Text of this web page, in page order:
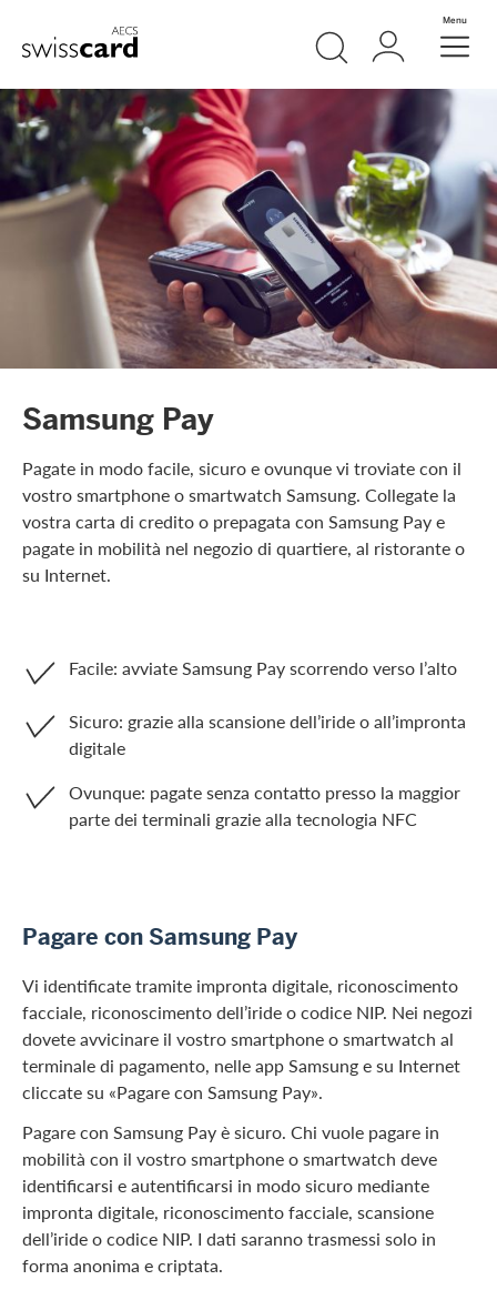
Header
Logo Meta Navigation
RicercaLogin Menu
Samsung Pay
Pagate in modo facile, sicuro e ovunque vi troviate con il
vostro smartphone o smartwatch Samsung. Collegate la
vostra carta di credito o prepagata con Samsung Pay e
pagate in mobilità nel negozio di quartiere, al ristorante o
su Internet.
Facile: avviate Samsung Pay scorrendo verso l’alto
Sicuro: grazie alla scansione dell’iride o all’impronta
digitale
Ovunque: pagate senza contatto presso la maggior
parte dei terminali grazie alla tecnologia NFC
Pagare con Samsung Pay
Vi identificate tramite impronta digitale, riconoscimento
facciale, riconoscimento dell’iride o codice NIP. Nei negozi
dovete avvicinare il vostro smartphone o smartwatch al
terminale di pagamento, nelle app Samsung e su Internet
cliccate su «Pagare con Samsung Pay».
Pagare con Samsung Pay è sicuro. Chi vuole pagare in
mobilità con il vostro smartphone o smartwatch deve
identificarsi e autentificarsi in modo sicuro mediante
impronta digitale, riconoscimento facciale, scansione
dell’iride o codice NIP. I dati saranno trasmessi solo in
forma anonima e criptata.